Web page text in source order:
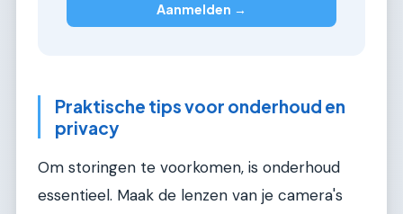
Aanmelden →
Praktische tips voor onderhoud en
privacy
Om storingen te voorkomen, is onderhoud
essentieel. Maak de lenzen van je camera's